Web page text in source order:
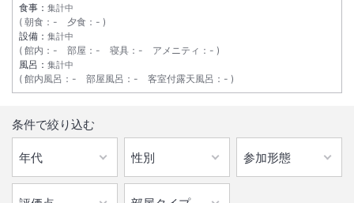
鳥取市内から車で約15分砂丘約20分と観光に便利♪開湯千年以上の由緒
ある吉岡温泉はまろやかな肌触。どこか懐かしい田舎のおばあちゃんち
食事： 集計中
朝食 ： - 夕食 ： -
設備： 集計中
館内 ： - 部屋 ： - 寝具 ： - アメニティ ： -
風呂： 集計中
館内風呂 ： - 部屋風呂 ： - 客室付露天風呂 ： -
条件で絞り込む